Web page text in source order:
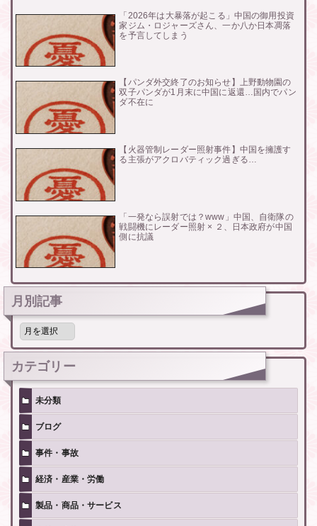
「2026年は大暴落が起こる」中国の御用投資
家ジム・ロジャーズさん、一か八か日本凋落
を予言してしまう
【パンダ外交終了のお知らせ】上野動物園の
双子パンダが1月末に中国に返還…国内でパン
ダ不在に
【火器管制レーダー照射事件】中国を擁護す
る主張がアクロバティック過ぎる…
「一発なら誤射では？www」中国、自衛隊の
戦闘機にレーダー照射 × ２、日本政府が中国
側に抗議
月別記事
月
記
事
カテゴリー
未分類
ブログ
事件・事故
経済・産業・労働
製品・商品・サービス